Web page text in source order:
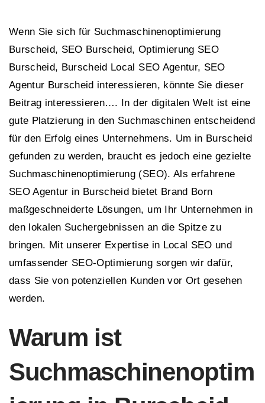
Wenn Sie sich für Suchmaschinenoptimierung
Burscheid, SEO Burscheid, Optimierung SEO
Burscheid, Burscheid Local SEO Agentur, SEO
Agentur Burscheid interessieren, könnte Sie dieser
Beitrag interessieren…. In der digitalen Welt ist eine
gute Platzierung in den Suchmaschinen entscheidend
für den Erfolg eines Unternehmens. Um in Burscheid
gefunden zu werden, braucht es jedoch eine gezielte
Suchmaschinenoptimierung (SEO). Als erfahrene
SEO Agentur in Burscheid bietet Brand Born
maßgeschneiderte Lösungen, um Ihr Unternehmen in
den lokalen Suchergebnissen an die Spitze zu
bringen. Mit unserer Expertise in Local SEO und
umfassender SEO-Optimierung sorgen wir dafür,
dass Sie von potenziellen Kunden vor Ort gesehen
werden.
Warum ist
Suchmaschinenoptim